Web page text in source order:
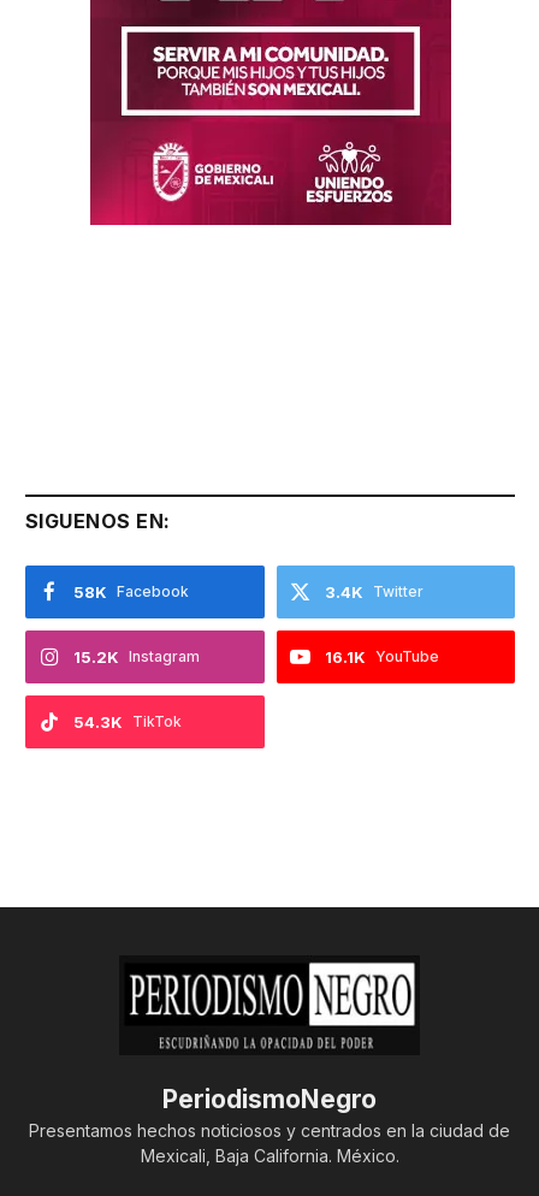
SIGUENOS EN:
Facebook
58K Twitter
3.4K
Instagram
15.2K YouTube
16.1K
TikTok
54.3K
PeriodismoNegro
Presentamos hechos noticiosos y centrados en la ciudad de
Mexicali, Baja California. México.